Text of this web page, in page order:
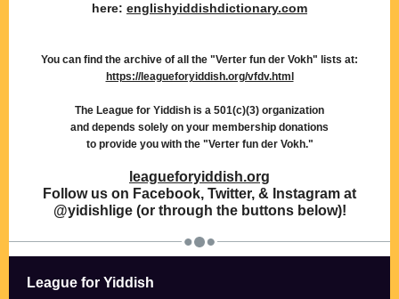
here: englishyiddishdictionary.com
You can find the archive of all the "Verter fun der Vokh" lists at:
https://leagueforyiddish.org/vfdv.html
The League for Yiddish is a 501(c)(3) organization
and depends solely on your membership donations
to provide you with the "Verter fun der Vokh."
leagueforyiddish.org
Follow us on Facebook, Twitter, & Instagram at
@yidishlige (or through the buttons below)!
League for Yiddish